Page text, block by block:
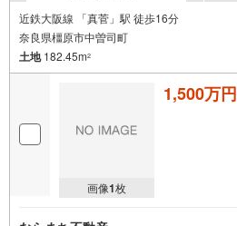
近鉄大阪線 「真菅」駅 徒歩16分
奈良県橿原市中曽司町
土地182.45m2
画像1枚
1,500万円